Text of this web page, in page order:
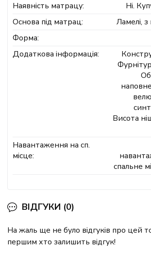
Наявність матрацу:
Ні.
Основа під матрац:
Ламелі,
Форма:
Додаткова інформація:
Висота
Навантаження на сп.
місце:
спальне
ВІДГУКИ (0)
На жаль ще не було відгуків про цей
першим хто залишить відгук!